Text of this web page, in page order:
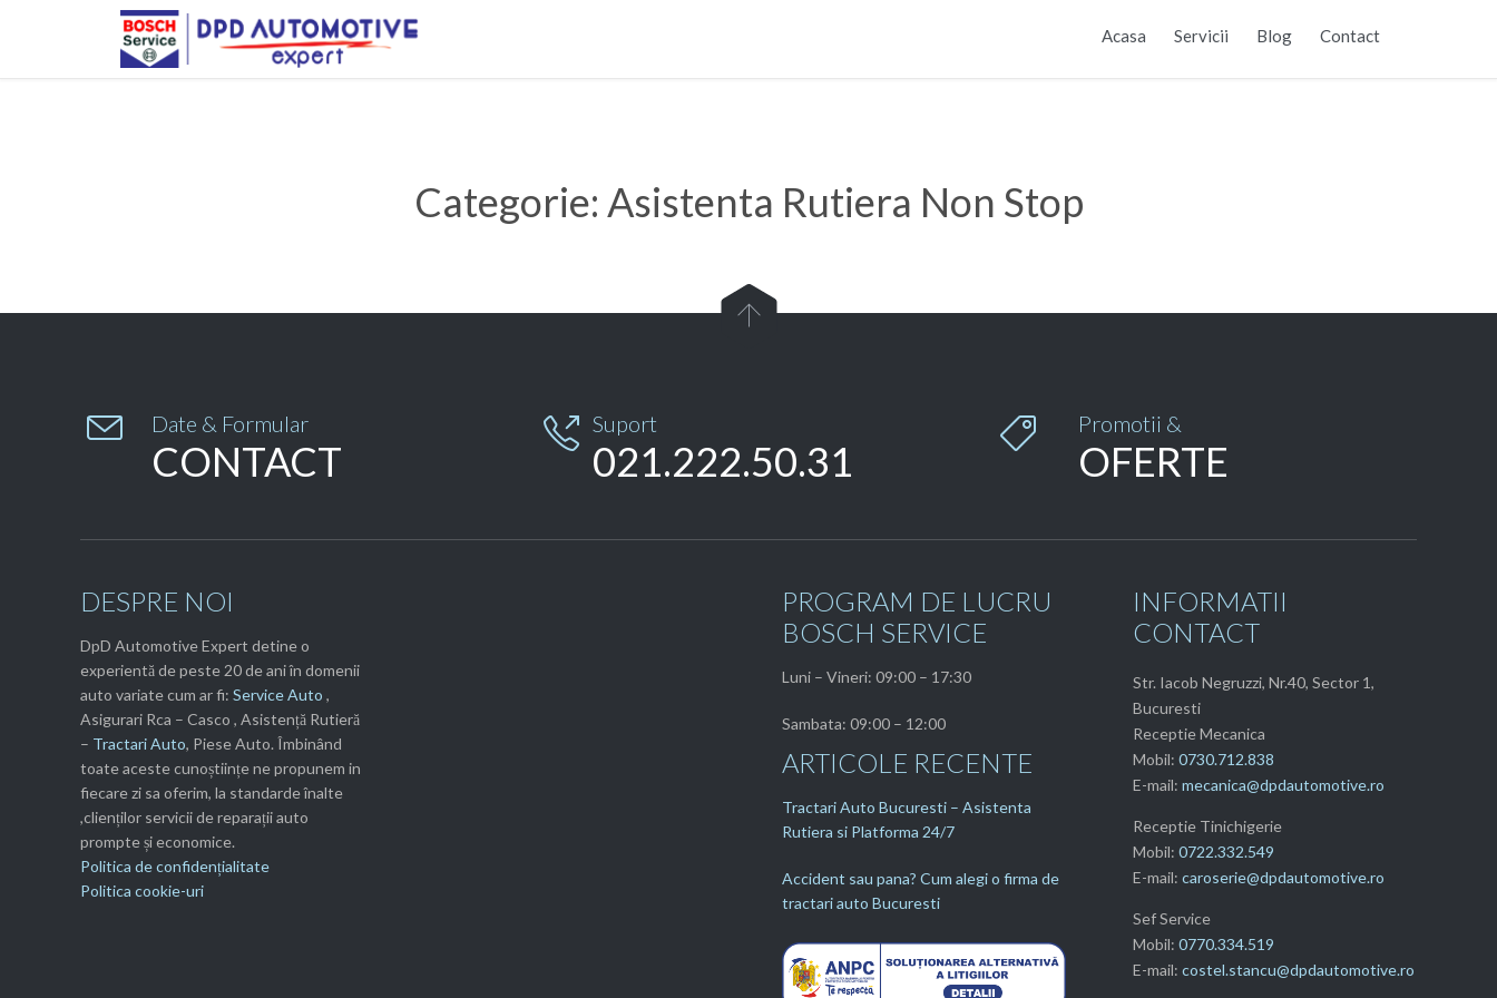
Acasa Servicii Blog Contact
Categorie: Asistenta Rutiera Non Stop

 Date & Formular
CONTACT
 Suport
021.222.50.31
 Promotii &
OFERTE
DESPRE NOI
DpD Automotive Expert detine o
experientă de peste 20 de ani în domenii
auto variate cum ar fi: Service Auto ,
Asigurari Rca – Casco , Asistență Rutieră
– Tractari Auto, Piese Auto. Îmbinând
toate aceste cunoștiințe ne propunem in
fiecare zi sa oferim, la standarde înalte
,clienților servicii de reparații auto
prompte și economice.
Politica de confidențialitate
Politica cookie-uri
PROGRAM DE LUCRU
BOSCH SERVICE
Luni – Vineri: 09:00 – 17:30
Sambata: 09:00 – 12:00
ARTICOLE RECENTE
Tractari Auto Bucuresti – Asistenta
Rutiera si Platforma 24/7
Accident sau pana? Cum alegi o firma de
tractari auto Bucuresti
INFORMATII
CONTACT
Str. Iacob Negruzzi, Nr.40, Sector 1,
Bucuresti
Receptie Mecanica
Mobil: 0730.712.838
E-mail: mecanica@dpdautomotive.ro
Receptie Tinichigerie
Mobil: 0722.332.549
E-mail: caroserie@dpdautomotive.ro
Sef Service
Mobil: 0770.334.519
E-mail: costel.stancu@dpdautomotive.ro